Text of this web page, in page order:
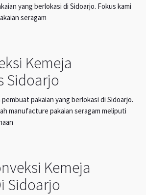
yang berlokasi di Sidoarjo. Fokus kami
seragam
Kemeja
Sidoarjo
pakaian yang berlokasi di Sidoarjo.
manufacture pakaian seragam meliputi
Kemeja
Sidoarjo